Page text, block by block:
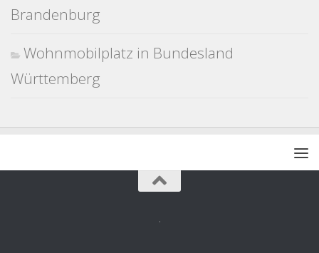
Brandenburg
Wohnmobilplatz in Bundesland
Württemberg
.